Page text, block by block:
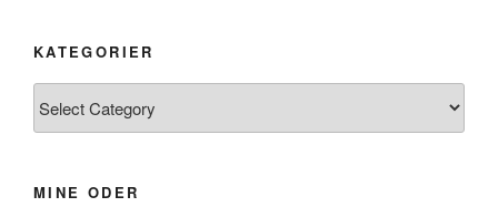
KATEGORIER
MINE ODER